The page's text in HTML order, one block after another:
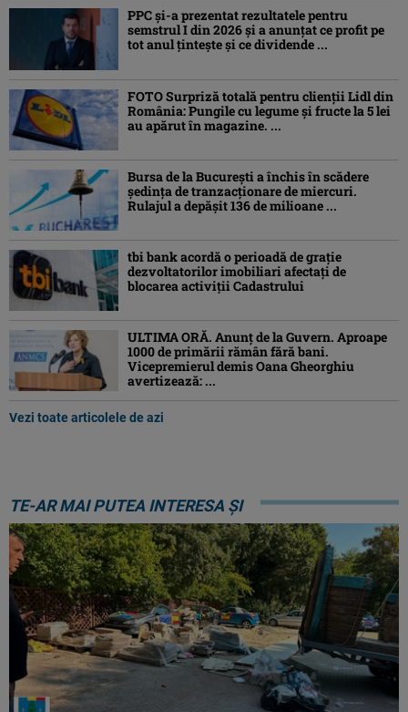
PPC și-a prezentat rezultatele pentru
semstrul I din 2026 și a anunțat ce profit pe
tot anul țintește și ce dividende ...
FOTO Surpriză totală pentru clienții Lidl din
România: Pungile cu legume și fructe la 5 lei
au apărut în magazine. ...
Bursa de la București a închis în scădere
ședința de tranzacționare de miercuri.
Rulajul a depășit 136 de milioane ...
tbi bank acordă o perioadă de grație
dezvoltatorilor imobiliari afectați de
blocarea activiții Cadastrului
ULTIMA ORĂ. Anunț de la Guvern. Aproape
1000 de primării rămân fără bani.
Vicepremierul demis Oana Gheorghiu
avertizează: ...
Vezi toate articolele de azi
TE-AR MAI PUTEA INTERESA ȘI